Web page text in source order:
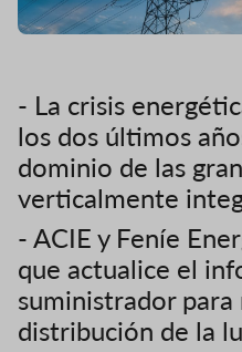
- La crisis
los dos últimos
dominio de las
verticalmente
- ACIE y Feníe
que actualice el
suministrador
distribución de la